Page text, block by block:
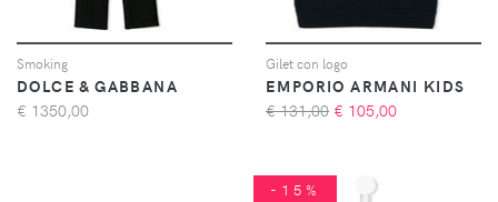
Smoking
DOLCE & GABBANA
€ 1350,00
Gilet con logo
EMPORIO ARMANI KIDS
€ 131,00 € 105,00
-15%